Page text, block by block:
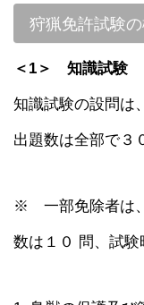
狩猟免許試験
＜1＞ 知識試験
知識試験の設問は、
出題数は全部で３
※ 一部免除者は
数は１０ 問、試験